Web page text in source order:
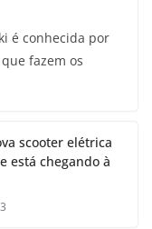
é conhecida por
fazem os
scooter elétrica
está chegando à